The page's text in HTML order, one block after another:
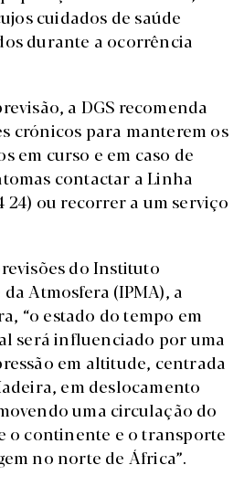
cuidados de saúde
durante a ocorrência
a DGS recomenda
crónicos para manterem os
em curso e em caso de
contactar a Linha
24) ou recorrer a um serviço
do Instituto
Atmosfera (IPMA), a
“o estado do tempo em
será influenciado por uma
em altitude, centrada
em deslocamento
uma circulação do
o continente e o transporte
no norte de África”.